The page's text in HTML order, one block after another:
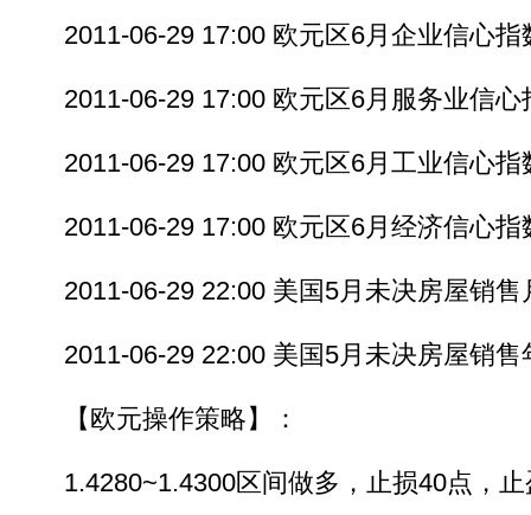
2011-06-29 17:00 欧元区6月企业信心指
2011-06-29 17:00 欧元区6月服务业信心
2011-06-29 17:00 欧元区6月工业信心指
2011-06-29 17:00 欧元区6月经济信心指
2011-06-29 22:00 美国5月未决房屋销售
2011-06-29 22:00 美国5月未决房屋销售
【欧元操作策略】：
1.4280~1.4300区间做多，止损40点，止